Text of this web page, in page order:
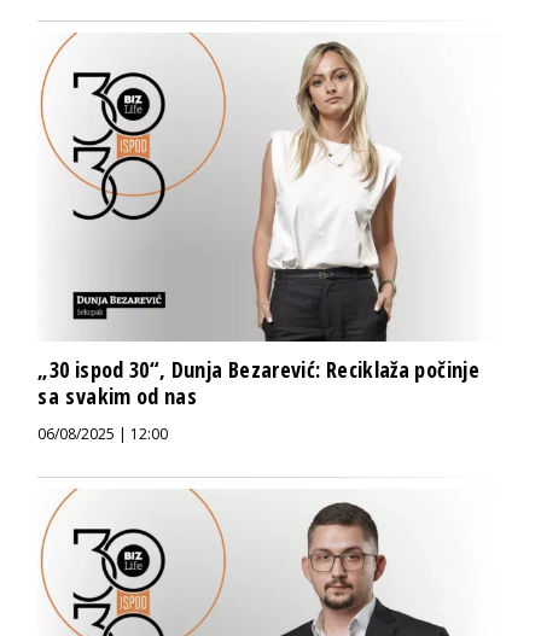
„30 ispod 30“, Dunja Bezarević: Reciklaža počinje
sa svakim od nas
06/08/2025 | 12:00